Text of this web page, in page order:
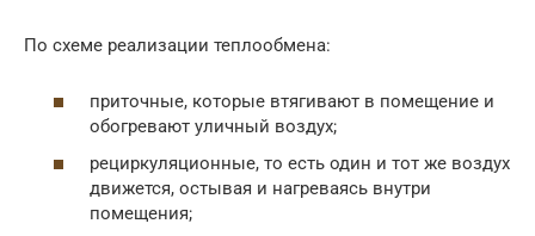
По схеме реализации теплообмена:
приточные, которые втягивают в помещение и
обогревают уличный воздух;
рециркуляционные, то есть один и тот же воздух
движется, остывая и нагреваясь внутри
помещения;